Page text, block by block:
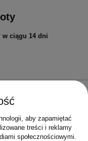
ciągu 14 dni
z nami :)
aby zapamiętać
treści i reklamy
społecznościowymi.